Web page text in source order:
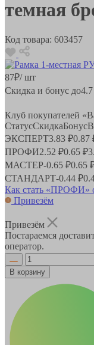
темная
Код товара: 603457
87₽/ шт
Скидка и бонус до4.7
Клуб покупателей
СтатусСкидкаБонус
ЭКСПЕРТ3.83 ₽0.87
ПРОФИ2.52 ₽0.65 ₽
МАСТЕР-0.65 ₽0.65
СТАНДАРТ-0.44 ₽
Как стать «ПРОФИ»
Привезём
Привезём
Постараемся
оператор.
В корзину